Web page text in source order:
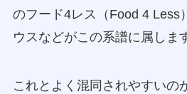
のフード4レス（Food 4 Less
ウスなどがこの系譜に属しま
これとよく混同されやすいの